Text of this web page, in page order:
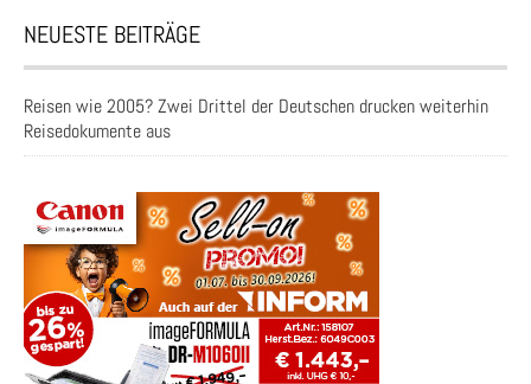
NEUESTE BEITRÄGE
Reisen wie 2005? Zwei Drittel der Deutschen drucken weiterhin
Reisedokumente aus